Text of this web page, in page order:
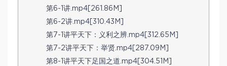
第6-1讲.mp4[261.86M]
第6-2讲.mp4[310.43M]
第7-1讲平天下：义利之辨.mp4[312.65M]
第7-2讲平天下：举贤.mp4[287.09M]
第8-1讲平天下足国之道.mp4[304.51M]